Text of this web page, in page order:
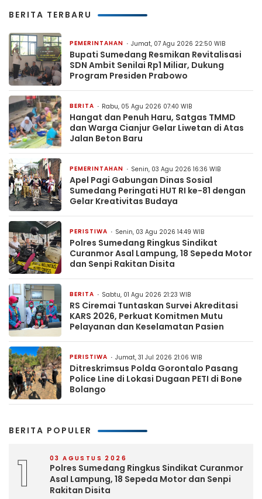
BERITA TERBARU
PEMERINTAHAN Jumat, 07 Agu 2026 22:50 WIB
Bupati Sumedang Resmikan Revitalisasi
SDN Ambit Senilai Rp1 Miliar, Dukung
Program Presiden Prabowo
BERITA Rabu, 05 Agu 2026 07:40 WIB
Hangat dan Penuh Haru, Satgas TMMD
dan Warga Cianjur Gelar Liwetan di Atas
Jalan Beton Baru
PEMERINTAHAN Senin, 03 Agu 2026 16:36 WIB
Apel Pagi Gabungan Dinas Sosial
Sumedang Peringati HUT RI ke-81 dengan
Gelar Kreativitas Budaya
PERISTIWA Senin, 03 Agu 2026 14:49 WIB
Polres Sumedang Ringkus Sindikat
Curanmor Asal Lampung, 18 Sepeda Motor
dan Senpi Rakitan Disita
BERITA Sabtu, 01 Agu 2026 21:23 WIB
RS Ciremai Tuntaskan Survei Akreditasi
KARS 2026, Perkuat Komitmen Mutu
Pelayanan dan Keselamatan Pasien
PERISTIWA Jumat, 31 Jul 2026 21:06 WIB
Ditreskrimsus Polda Gorontalo Pasang
Police Line di Lokasi Dugaan PETI di Bone
Bolango
BERITA POPULER
1 03 AGUSTUS 2026
Polres Sumedang Ringkus Sindikat Curanmor
Asal Lampung, 18 Sepeda Motor dan Senpi
Rakitan Disita